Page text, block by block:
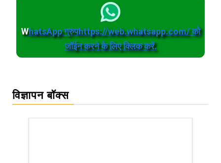
WhatsApp ग्रुपhttps://web.whatsapp.com/ को
जॉईन करने के लिए क्लिक करें.
विज्ञापन बॉक्स